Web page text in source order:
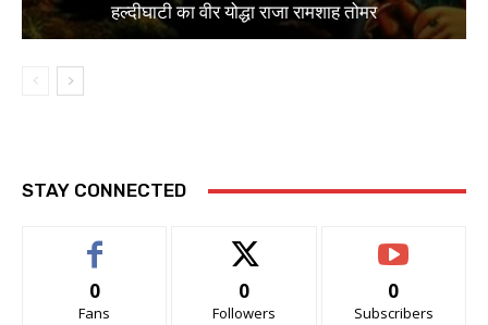
हल्दीघाटी का वीर योद्धा राजा रामशाह तोमर
STAY CONNECTED
0
Fans
0
Followers
0
Subscribers